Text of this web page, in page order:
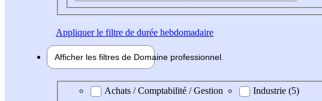
Appliquerle filtre de durée hebdomadaire
Afficher les filtres de Domaine professionnel
Domaine professionel
Achats / Comptabilité / Gestion
Industrie (5)